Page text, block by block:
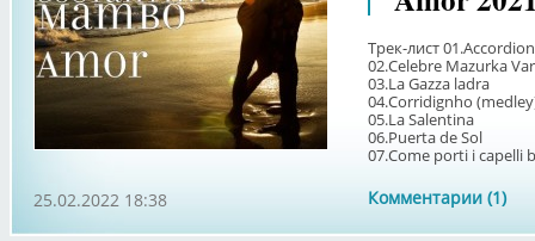
Трек-лист
02.Celebre Mazurka
03.La Gazza ladra
04.Corridignho
05.La Salentina
06.Puerta de Sol
07.Come porti i capelli
Комментарии (1)
25.02.2022 18:38